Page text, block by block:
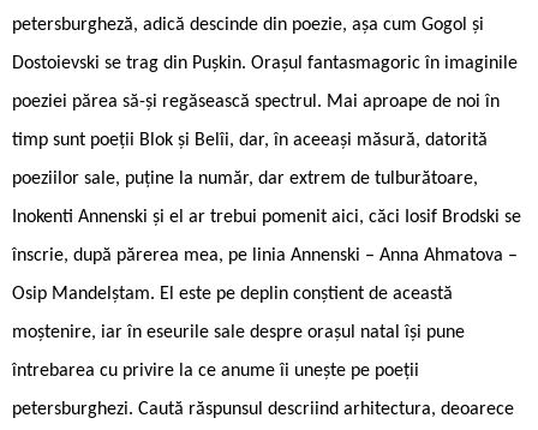
petersburgheză, adică descinde din poezie, așa cum Gogol și
Dostoievski se trag din Pușkin. Orașul fantasmagoric în imaginile
poeziei părea să-și regăsească spectrul. Mai aproape de noi în
timp sunt poeții Blok și Belîi, dar, în aceeași măsură, datorită
poeziilor sale, puține la număr, dar extrem de tulburătoare,
Inokenti Annenski și el ar trebui pomenit aici, căci Iosif Brodski se
înscrie, după părerea mea, pe linia Annenski – Anna Ahmatova –
Osip Mandelștam. El este pe deplin conștient de această
moștenire, iar în eseurile sale despre orașul natal își pune
întrebarea cu privire la ce anume îi unește pe poeții
petersburghezi. Caută răspunsul descriind arhitectura, deoarece